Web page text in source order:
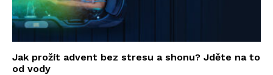
Jak prožít advent bez stresu a shonu? Jděte na to
od vody